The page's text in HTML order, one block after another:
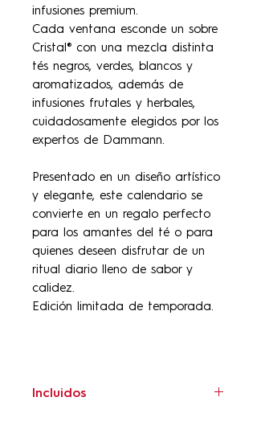
infusiones premium.
Cada ventana esconde un sobre
Cristal® con una mezcla distinta
tés negros, verdes, blancos y
aromatizados, además de
infusiones frutales y herbales,
cuidadosamente elegidos por los
expertos de Dammann.
Presentado en un diseño artístico
y elegante, este calendario se
convierte en un regalo perfecto
para los amantes del té o para
quienes deseen disfrutar de un
ritual diario lleno de sabor y
calidez.
Edición limitada de temporada.
Incluidos